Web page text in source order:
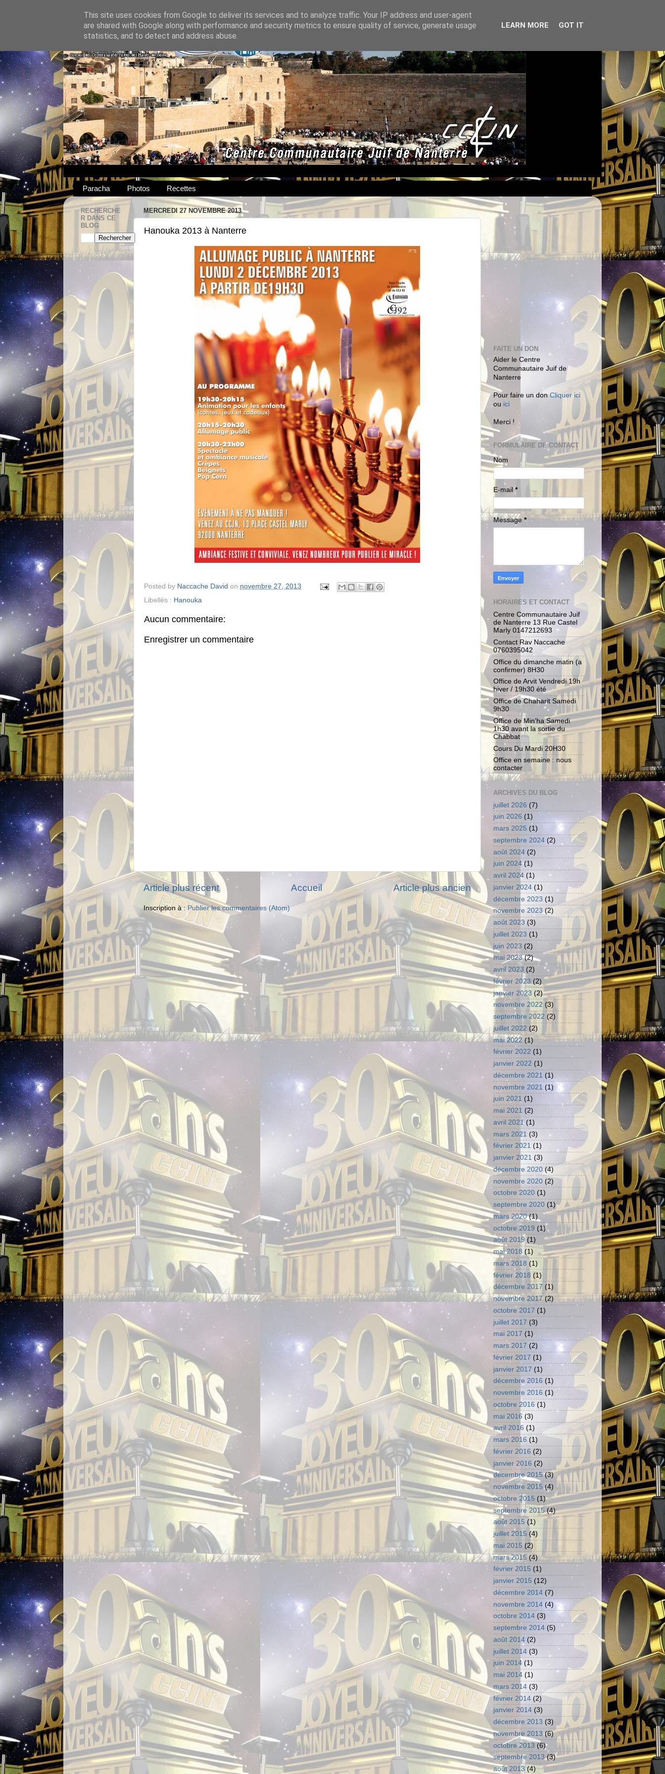
Paracha Photos Recettes
MERCREDI 27 NOVEMBRE 2013
Hanouka 2013 à Nanterre
Posted by Naccache David on novembre 27, 2013
Libellés : Hanouka
Aucun commentaire:
Enregistrer un commentaire
Article plus récent Article plus ancien
Accueil
Inscription à :Publier les commentaires (Atom)
RECHERCHE
R DANS CE
BLOG
FAITE UN DON
Aider le Centre
Communautaire Juif de
Nanterre
Pour faire un donCliquer ici
ou ici
Merci !
FORMULAIRE DE CONTACT
Nom
E-mail*
Message*
HORAIRES ET CONTACT
Centre Communautaire Juif
de Nanterre 13 Rue Castel
Marly 0147212693
Contact Rav Naccache
0760395042
Office du dimanche matin (a
confirmer) 8H30
Office de Arvit Vendredi 19h
hiver / 19h30 été
Office de Chaharit Samedi
9h30
Office de Min'ha Samedi
1h30 avant la sortie du
Chabbat
Cours Du Mardi 20H30
Office en semaine : nous
contacter
ARCHIVES DU BLOG
juillet 2026 (7)
juin 2026 (1)
mars 2025 (1)
septembre 2024 (2)
août 2024 (2)
juin 2024(1)
avril 2024 (1)
janvier 2024 (1)
décembre 2023 (1)
novembre 2023 (2)
août 2023 (3)
juillet 2023 (1)
juin 2023 (2)
mai 2023(2)
avril 2023 (2)
février 2023 (2)
janvier 2023 (2)
novembre 2022 (3)
septembre 2022 (2)
juillet 2022 (2)
mai 2022(1)
février 2022 (1)
janvier 2022 (1)
décembre 2021 (1)
novembre 2021 (1)
juin 2021 (1)
mai 2021 (2)
avril 2021(1)
mars 2021 (3)
février 2021 (1)
janvier 2021 (3)
décembre 2020 (4)
novembre 2020 (2)
octobre 2020 (1)
septembre 2020 (1)
mars 2020(1)
octobre 2019 (1)
août 2019 (1)
mai 2018 (1)
mars 2018 (1)
février 2018 (1)
décembre 2017 (1)
novembre 2017(2)
octobre 2017 (1)
juillet 2017 (3)
mai 2017 (1)
mars 2017 (2)
février 2017 (1)
janvier 2017 (1)
décembre 2016 (1)
novembre 2016 (1)
octobre 2016 (1)
mai 2016 (3)
avril 2016 (1)
mars 2016 (1)
février 2016 (2)
janvier 2016 (2)
décembre 2015(3)
novembre 2015 (4)
octobre 2015 (1)
septembre 2015 (4)
août 2015 (1)
juillet 2015 (4)
mai 2015 (2)
mars 2015 (4)
février 2015 (1)
janvier 2015 (12)
décembre 2014 (7)
novembre 2014(4)
octobre 2014 (3)
septembre 2014 (5)
août 2014 (2)
juillet 2014 (3)
juin 2014 (1)
mai 2014 (1)
mars 2014 (3)
février 2014 (2)
janvier 2014 (3)
décembre 2013 (3)
novembre 2013(6)
octobre 2013 (6)
septembre 2013(3)
août 2013 (4)
This site uses cookies from Google to deliver its services and to analyze traffic. Your IP address and user-agent
are shared with Google along with performance and security metrics to ensure quality of service, generate usage
statistics, and to detect and address abuse.
LEARN MORE GOT IT